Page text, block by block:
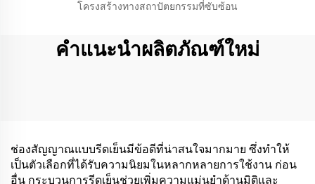
โครงสร้างทางสถาปัตยกรรมที่ซับซ้อน
คำแนะนำผลิตภัณฑ์ใหม่
ช่องสัญญาณแบบรีดเย็นมีข้อดีที่น่าสนใจมากมาย ซึ่งทำให้
เป็นตัวเลือกที่ได้รับความนิยมในหลากหลายการใช้งาน ก่อน
อื่น กระบวนการรีดเย็นช่วยเพิ่มความแม่นยำด้านมิติและ